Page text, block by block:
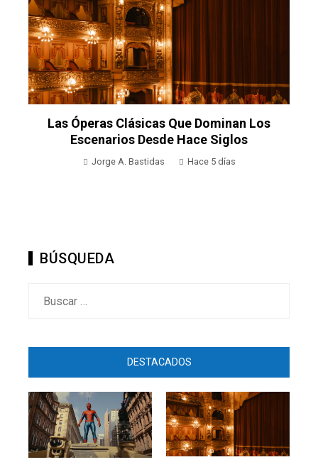
Las Óperas Clásicas Que Dominan Los
Escenarios Desde Hace Siglos
Jorge A. Bastidas Hace 5 días
BÚSQUEDA
DESTACADOS